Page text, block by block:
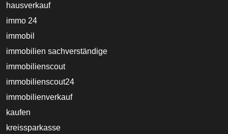
hausverkauf
immo 24
immobil
immobilien sachverständige
immobilienscout
immobilienscout24
immobilienverkauf
kaufen
kreissparkasse